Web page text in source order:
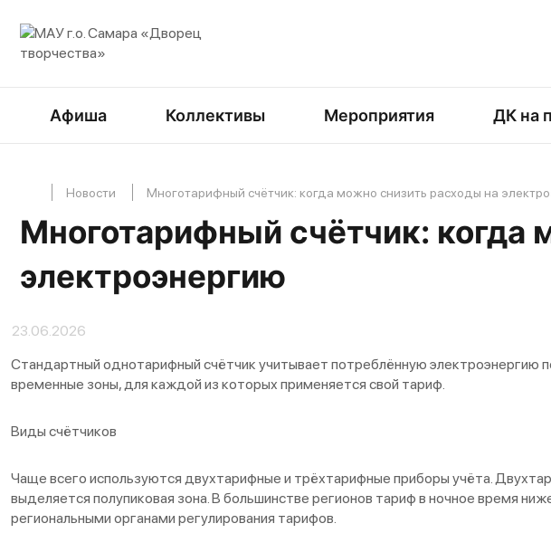
Афиша Коллективы Мероприятия ДК на
Новости Многотарифный счётчик: когда можно снизить расходы на
Многотарифный счётчик: когда
электроэнергию
23.06.2026
Стандартный однотарифный счётчик учитывает потреблённую электроэнергию
временные зоны, для каждой из которых применяется свой тариф.
Виды счётчиков
Чаще всего используются двухтарифные и трёхтарифные приборы учёта.
выделяется полупиковая зона. В большинстве регионов тариф в ночное время
региональными органами регулирования тарифов.